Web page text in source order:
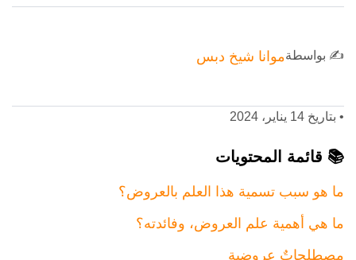
✍️ بواسطةموانا شيخ دبس
• بتاريخ 14 يناير، 2024
📚 قائمة المحتويات
ما هو سبب تسمية هذا العلم بالعروض؟
ما هي أهمية علم العروض، وفائدته؟
مصطلحاتٌ عروضية